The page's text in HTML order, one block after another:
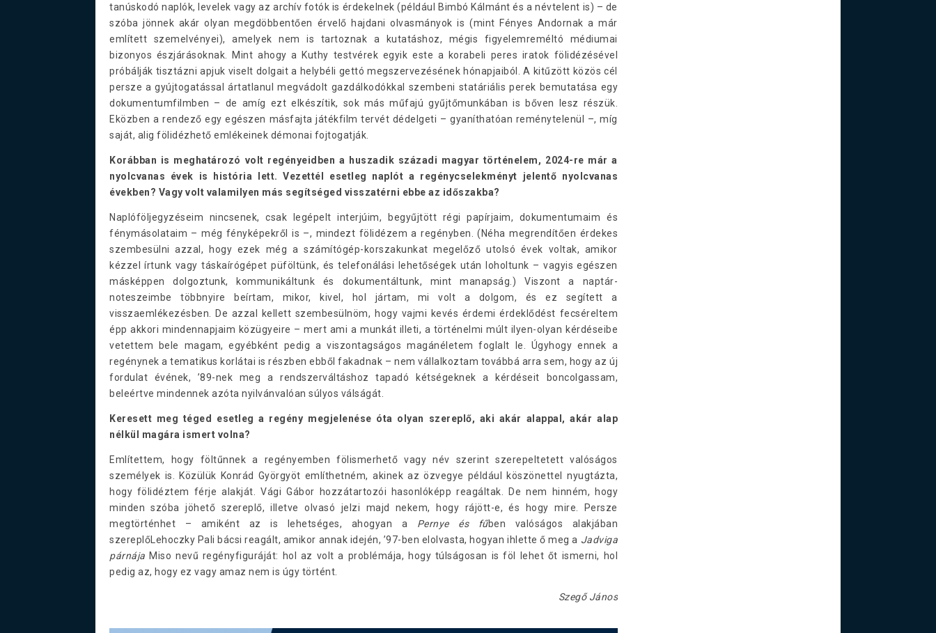
tanúskodó naplók, levelek vagy az archív fotók is érdekelnek (például Bimbó Kálmánt és a névtelent is) – de
szóba jönnek akár olyan megdöbbentően érvelő hajdani olvasmányok is (mint Fényes Andornak a már
említett szemelvényei), amelyek nem is tartoznak a kutatáshoz, mégis figyelemreméltó médiumai
bizonyos észjárásoknak. Mint ahogy a Kuthy testvérek egyik este a korabeli peres iratok fölidézésével
próbálják tisztázni apjuk viselt dolgait a helybéli gettó megszervezésének hónapjaiból. A kitűzött közös cél
persze a gyújtogatással ártatlanul megvádolt gazdálkodókkal szembeni statáriális perek bemutatása egy
dokumentumfilmben – de amíg ezt elkészítik, sok más műfajú gyűjtőmunkában is bőven lesz részük.
Eközben a rendező egy egészen másfajta játékfilm tervét dédelgeti – gyaníthatóan reménytelenül –, míg
saját, alig fölidézhető emlékeinek démonai fojtogatják.
Korábban is meghatározó volt regényeidben a huszadik századi magyar történelem, 2024-re már a
nyolcvanas évek is história lett. Vezettél esetleg naplót a regénycselekményt jelentő nyolcvanas
években? Vagy volt valamilyen más segítséged visszatérni ebbe az időszakba?
Naplóföljegyzéseim nincsenek, csak legépelt interjúim, begyűjtött régi papírjaim, dokumentumaim és
fénymásolataim – még fényképekről is –, mindezt fölidézem a regényben. (Néha megrendítően érdekes
szembesülni azzal, hogy ezek még a számítógép-korszakunkat megelőző utolsó évek voltak, amikor
kézzel írtunk vagy táskaírógépet püföltünk, és telefonálási lehetőségek után loholtunk – vagyis egészen
másképpen dolgoztunk, kommunikáltunk és dokumentáltunk, mint manapság.) Viszont a naptár-
noteszeimbe többnyire beírtam, mikor, kivel, hol jártam, mi volt a dolgom, és ez segített a
visszaemlékezésben. De azzal kellett szembesülnöm, hogy vajmi kevés érdemi érdeklődést fecséreltem
épp akkori mindennapjaim közügyeire – mert ami a munkát illeti, a történelmi múlt ilyen-olyan kérdéseibe
vetettem bele magam, egyébként pedig a viszontagságos magánéletem foglalt le. Úgyhogy ennek a
regénynek a tematikus korlátai is részben ebből fakadnak – nem vállalkoztam továbbá arra sem, hogy az új
fordulat évének, ’89-nek meg a rendszerváltáshoz tapadó kétségeknek a kérdéseit boncolgassam,
beleértve mindennek azóta nyilvánvalóan súlyos válságát.
Keresett meg téged esetleg a regény megjelenése óta olyan szereplő, aki akár alappal, akár alap
nélkül magára ismert volna?
Említettem, hogy föltűnnek a regényemben fölismerhető vagy név szerint szerepeltetett valóságos
személyek is. Közülük Konrád Györgyöt említhetném, akinek az özvegye például köszönettel nyugtázta,
hogy fölidéztem férje alakját. Vági Gábor hozzátartozói hasonlóképp reagáltak. De nem hinném, hogy
minden szóba jöhető szereplő, illetve olvasó jelzi majd nekem, hogy rájött-e, és hogy mire. Persze
megtörténhet – amiként az is lehetséges, ahogyan a Pernye és fűben valóságos alakjában
szereplőLehoczky Pali bácsi reagált, amikor annak idején, ’97-ben elolvasta, hogyan ihlette ő meg a Jadviga
párnája Miso nevű regényfiguráját: hol az volt a problémája, hogy túlságosan is föl lehet őt ismerni, hol
pedig az, hogy ez vagy amaz nem is úgy történt.
Szegő János